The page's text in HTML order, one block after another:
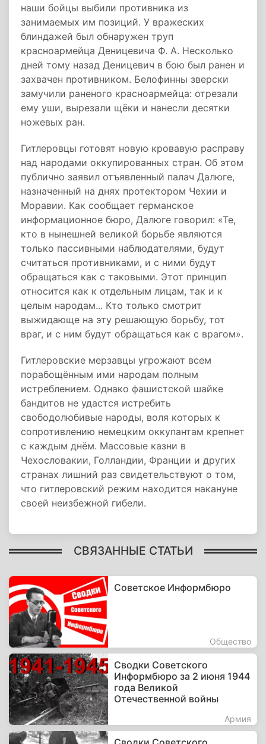
наши бойцы выбили противника из
занимаемых им позиций. У вражеских
блиндажей был обнаружен труп
красноармейца Деницевича Ф. А. Несколько
дней тому назад Деницевич в бою был ранен и
захвачен противником. Белофинны зверски
замучили раненого красноармейца: отрезали
ему уши, вырезали щёки и нанесли десятки
ножевых ран.
Гитлеровцы готовят новую кровавую расправу
над народами оккупированных стран. Об этом
публично заявил отъявленный палач Далюге,
назначенный на днях протектором Чехии и
Моравии. Как сообщает германское
информационное бюро, Далюге говорил: «Те,
кто в нынешней великой борьбе являются
только пассивными наблюдателями, будут
считаться противниками, и с ними будут
обращаться как с таковыми. Этот принцип
относится как к отдельным лицам, так и к
целым народам... Кто только смотрит
выжидающе на эту решающую борьбу, тот
враг, и с ним будут обращаться как с врагом».
Гитлеровские мерзавцы угрожают всем
порабощённым ими народам полным
истреблением. Однако фашистской шайке
бандитов не удастся истребить
свободолюбивые народы, воля которых к
сопротивлению немецким оккупантам крепнет
с каждым днём. Массовые казни в
Чехословакии, Голландии, Франции и других
странах лишний раз свидетельствуют о том,
что гитлеровский режим находится накануне
своей неизбежной гибели.
СВЯЗАННЫЕ СТАТЬИ
Советское Информбюро
Общество
Сводки Советского
Информбюро за 2 июня 1944
года Великой
Отечественной войны
Армия